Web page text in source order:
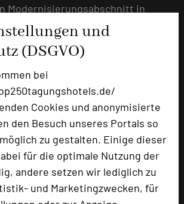
und
(DSGVO)
bei
Cookies und anonymisierte
den Besuch unseres Portals so
zu gestalten. Einige dieser
für die optimale Nutzung der
andere setzen wir lediglich zu
und Marketingzwecken, für
Modernisierungsabschnitt in
Bestandsgebäude weitere
renoviert und modernisiert,
über einem Jahrhundert das
zwischen Frankfurt am Main
seinen ganz eigenen
entfaltet.
zeller.de/tagungen/
zeller.de/wohnen/